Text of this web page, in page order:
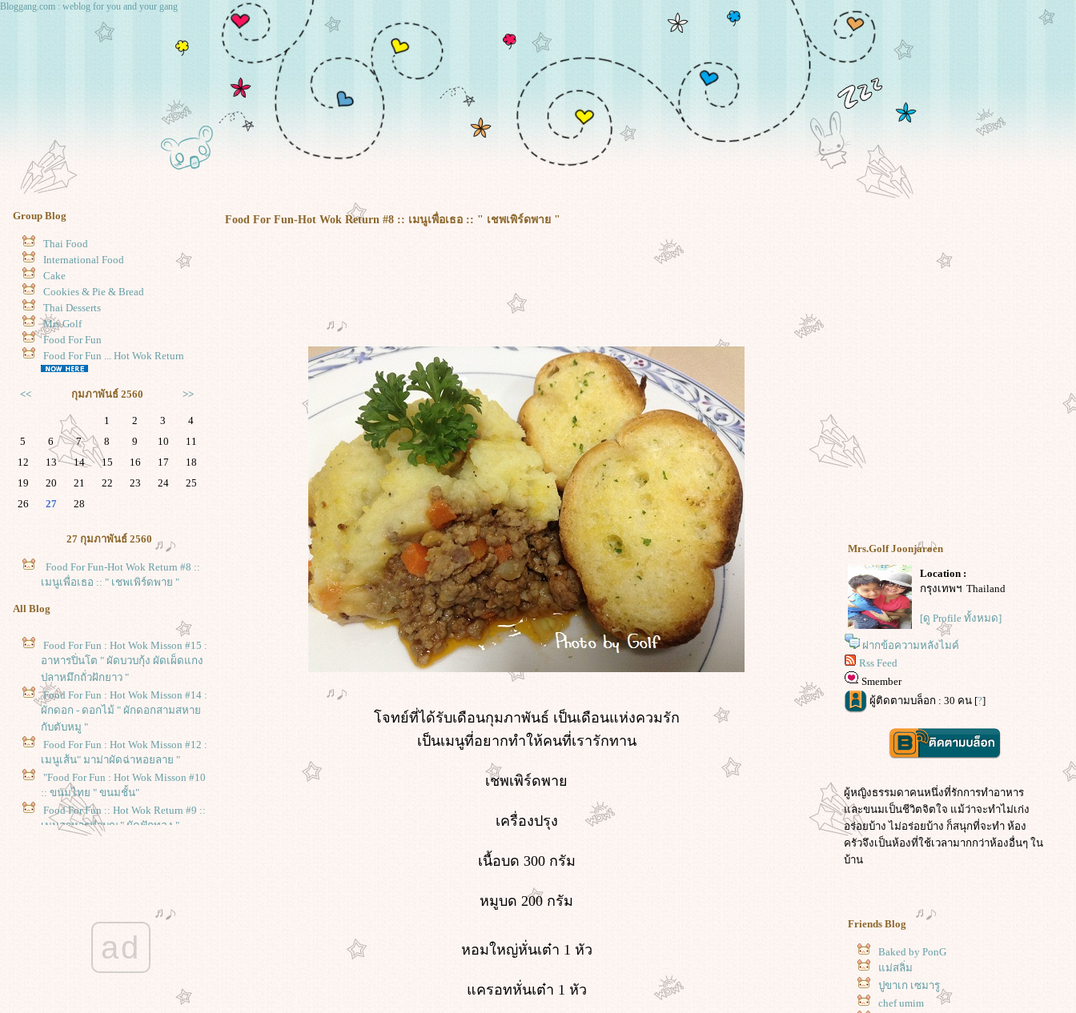
Bloggang.com : weblog for you and your gang
Group Blog
Thai Food
International Food
Cake
Cookies & Pie & Bread
Thai Desserts
Mrs.Golf
Food For Fun
Food For Fun ... Hot Wok Return
<< กุมภาพันธ์ 2560 >>
1 2 3
4
5
6 7 8 9 10
11
12
13 14 15 16 17
18
19
20 21 22 23 24
25
26
27 28
27 กุมภาพันธ์ 2560
Food For Fun-Hot Wok Return #8 ::
เมนูเพื่อเธอ :: " เชพเพิร์ดพาย "
All Blog
Food For Fun : Hot Wok Misson #15 :
อาหารปิ่นโต " ผัดบวบกุ้ง ผัดเผ็ดแกง
ปลาหมึกถั่วฝักยาว "
Food For Fun : Hot Wok Misson #14 :
ผักดอก - ดอกไม้ " ผักดอกสามสหา
กับตับหมู "
Food For Fun : Hot Wok Misson #12 :
เมนูเส้น" มาม่าผัดฉ่าหอยลาย "
"Food For Fun : Hot Wok Misson #10
:: ขนมไทย " ขนมชั้น"
Food For Fun :: Hot Wok Return #9 ::
เมนูอาหารทำบุญ " ผัดฟักทอง "
Food For Fun :: Hot Wok Return #5
อาหารจานเดียว " ข้าวผัดกุนเชียง "
Food For Fun :: Hot Wok Return #4
เมนูเจ - มังสวิรัติ "ข้าวผัดทรงเครื่อง "
Food For Fun :: Hot Wok Return # 3
Food For Fun :: Hot Wok Return # 2
ad
Food For Fun-Hot Wok Return #8 :: เมนูเพื่อเธอ :: " เชพเพิร์ดพาย "
จทย์ที่ได้รับเดือนกุมภาพันธ์ เป็นเดือนแห่งควมรัก
เป็นเมนูที่อยากทำให้คนที่เรารักทาน
เชพเพิร์ดพา
เครื่องปรุง
เนื้อบด 300 กรัม
หมูบด 200 กรัม
หอมใหญ่หั่นเต๋า 1 หัว
ครอทหั่นเต๋า 1 หัว
Mrs.Golf Joonjaroen
Location :
กรุงเทพฯ Thailand
[ดู Profile ทั้งหมด]
ฝากข้อความหลังไมค์
Rss Feed
Smember
ผู้ติดตามบล็อก : 30 คน [?]
ผู้หญิงธรรมดาคนหนึ่งที่รักการทำอาหาร
ละขนมเป็นชีวิตจิตใจ แม้ว่าจะทำไม่เก่ง
อร่อยบ้าง ไม่อร่อยบ้าง ก็สนุกที่จะทำ ห้อง
ครัวจึงเป็นห้องที่ใช้เวลามากกว่าห้องอื่นๆ ใน
บ้าน
Friends Blog
Baked by PonG
ม่สลิ่ม
ปูขาเก เซมารู
chef umim